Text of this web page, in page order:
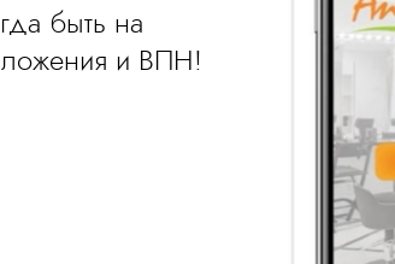
быть на
и ВПН!